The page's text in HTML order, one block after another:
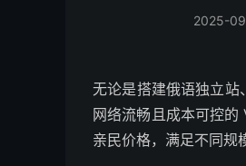
2025-
无论是搭建俄语独立站
网络流畅且成本可控
亲民价格，满足不同规